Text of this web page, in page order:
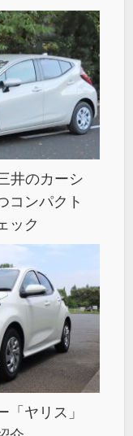
井のカーシ
コンパクト
ック
「ヤリス」